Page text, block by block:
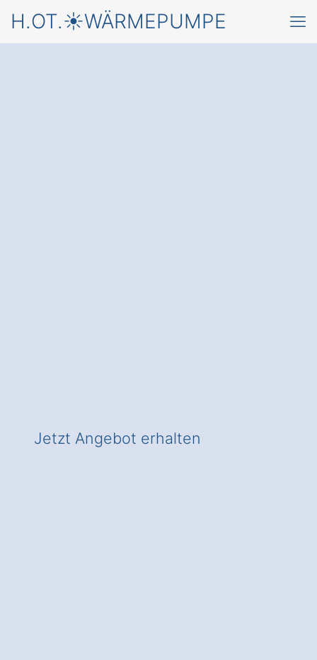
H.OT.☀️WÄRMEPUMPE
Jetzt Angebot erhalten